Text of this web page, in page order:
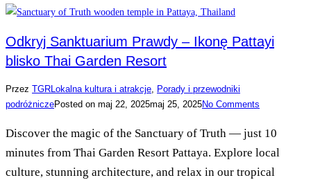
Odkryj Sanktuarium Prawdy – Ikonę Pattayi
blisko Thai Garden Resort
Przez TGRLokalna kultura i atrakcje, Porady i przewodniki
podróżniczePosted on maj 22, 2025maj 25, 2025No Comments
Discover the magic of the Sanctuary of Truth — just 10
minutes from Thai Garden Resort Pattaya. Explore local
culture, stunning architecture, and relax in our tropical